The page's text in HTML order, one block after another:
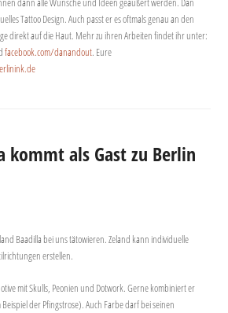
Tattoo Design. Auch passt er es oftmals genau an den
direkt auf die Haut. Mehr zu ihren Arbeiten findet ihr unter:
facebook.com/danandout. Eure
kommt als Gast zu Berlin
Baadilla bei uns tätowieren. Zeland kann individuelle
erstellen.
mit Skulls, Peonien und Dotwork. Gerne kombiniert er
der Pfingstrose). Auch Farbe darf bei seinen